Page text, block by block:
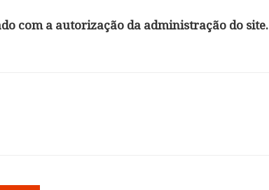
com a autorização da administração do site.